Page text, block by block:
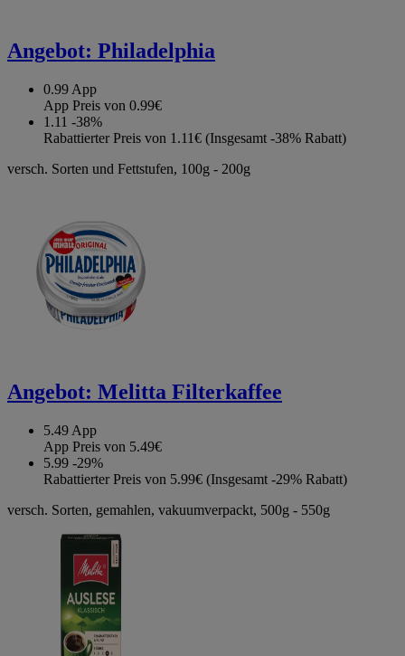
Angebot: Philadelphia
0.99 App
App Preis von 0.99€
1.11 -38%
Rabattierter Preis von 1.11€ (Insgesamt -38% Rabatt)
versch. Sorten und Fettstufen, 100g - 200g
Angebot: Melitta Filterkaffee
5.49 App
App Preis von 5.49€
5.99 -29%
Rabattierter Preis von 5.99€ (Insgesamt -29% Rabatt)
versch. Sorten, gemahlen, vakuumverpackt, 500g - 550g